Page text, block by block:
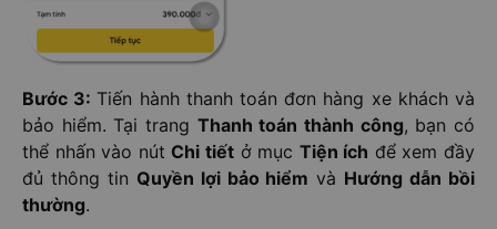
Bước 3: Tiến hành thanh toán đơn hàng xe khách và
bảo hiểm. Tại trang Thanh toán thành công, bạn có
thể nhấn vào nút Chi tiếtở mục Tiện ích để xem đầy
đủ thông tin Quyền lợi bảo hiểm và Hướng dẫn bồi
thường.